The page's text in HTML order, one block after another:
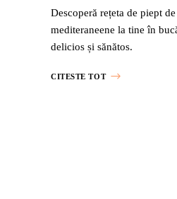
Descoperă rețeta de piept
mediteraneene la tine în
delicios și sănătos.
CITESTE TOT